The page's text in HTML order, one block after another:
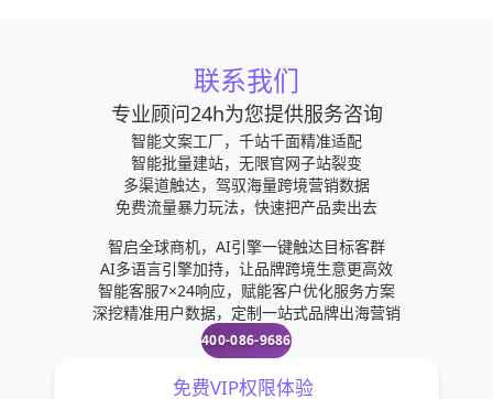
联系我们
专业顾问24h为您提供服务咨询
智能文案工厂，千站千面精准适配
智能批量建站，无限官网子站裂变
多渠道触达，驾驭海量跨境营销数据
免费流量暴力玩法，快速把产品卖出去
智启全球商机，AI引擎一键触达目标客群
AI多语言引擎加持，让品牌跨境生意更高效
智能客服7×24响应，赋能客户优化服务方案
深挖精准用户数据，定制一站式品牌出海营销
400-086-9686